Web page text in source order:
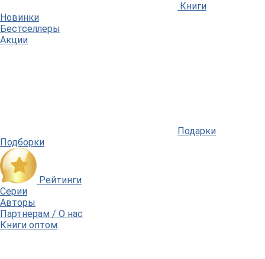
Книги
Новинки
Бестселлеры
Акции
Подарки
Подборки
Рейтинги
Серии
Авторы
Партнерам / О нас
Книги оптом